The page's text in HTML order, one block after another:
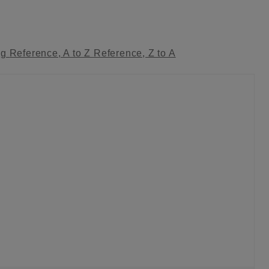
Reference, A to Z Reference, Z to A